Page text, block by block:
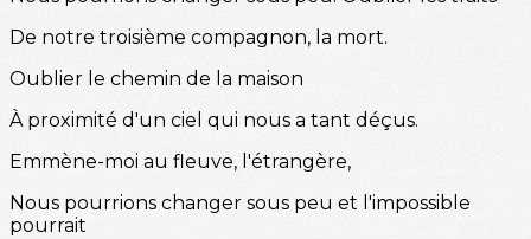
De notre troisième compagnon, la mort.
Oublier le chemin de la maison
À proximité d'un ciel qui nous a tant déçus.
Emmène-moi au fleuve, l'étrangère,
Nous pourrions changer sous peu et l'impossible
pourrait